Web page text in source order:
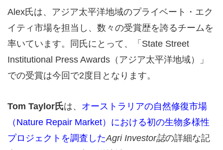
Alex氏は、アジア太平洋地域のプライベート・エク
イティ市場を担当し、数々の受賞歴を誇るチームを
率いています。同氏にとって、「State Street
Institutional Press Awards（アジア太平洋地域）」
での受賞は今回で2度目となります。
Tom Taylor氏は、 オーストラリアの自然修復市場
（Nature Repair Market）における初の生物多様性
プロジェクトを調査したAgri Investor誌の詳細な記